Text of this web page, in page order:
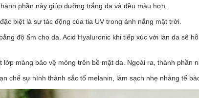
phần này giúp dưỡng trắng da và đều màu hơn.
biệt là sự tác động của tia UV trong ánh nắng mặt trời.
độ ẩm cho da. Acid Hyaluronic khi tiếp xúc với làn da sẽ
màng bảo vệ mỏng trên bề mặt da. Ngoài ra, thành phần
chế sự hình thành sắc tố melanin, làm sạch nhẹ nhàng tế